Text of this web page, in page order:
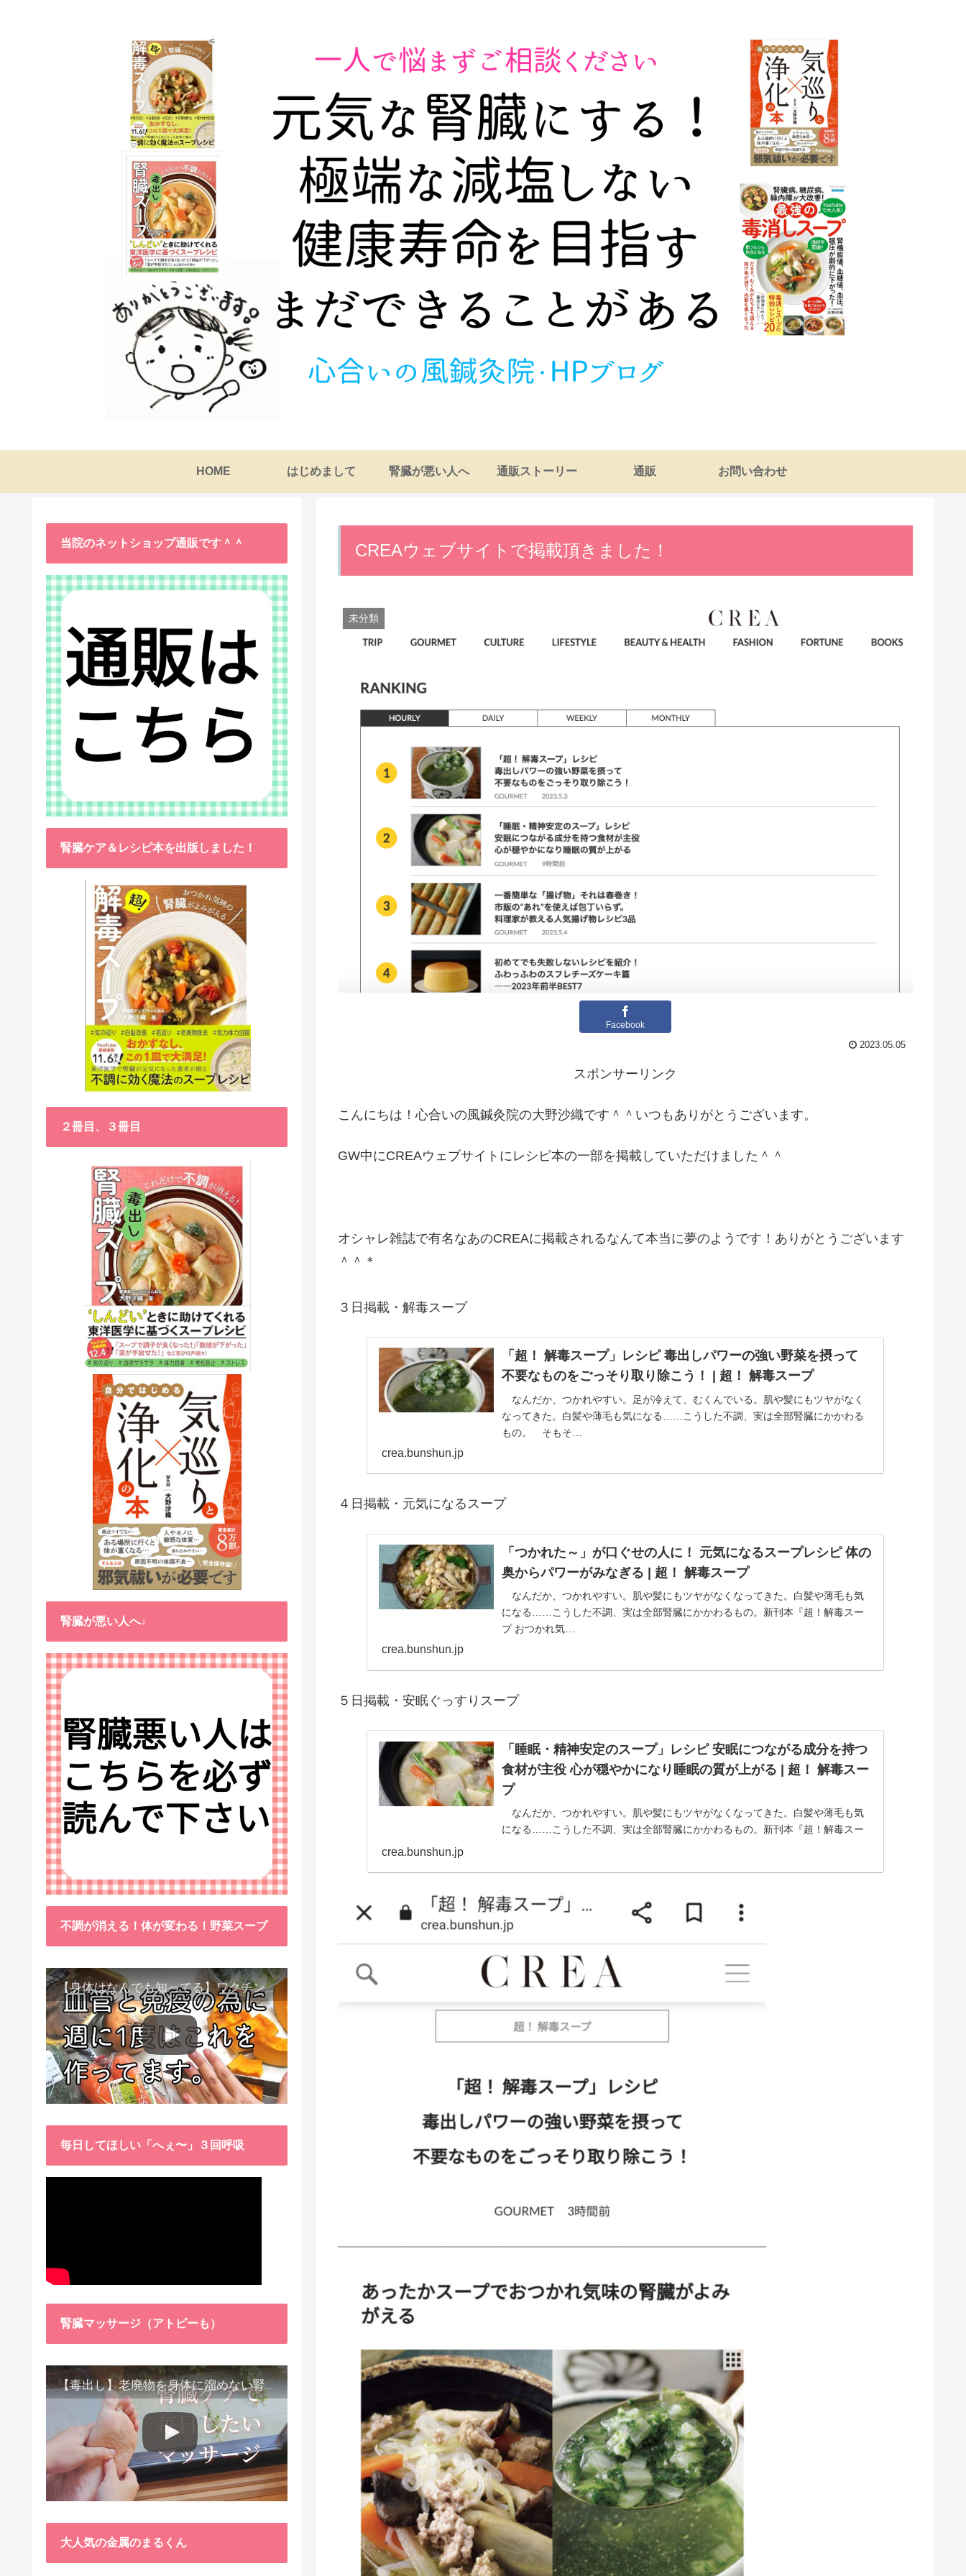
HOME はじめまして 腎臓が悪い人へ 通販ストーリー 通販 お問い合わせ
CREAウェブサイトで掲載頂きました！
未分類
Facebook
2023.05.05
スポンサーリンク
こんにちは！心合いの風鍼灸院の大野沙織です＾＾いつもありがとうございます。
GW中にCREAウェブサイトにレシピ本の一部を掲載していただけました＾＾
オシャレ雑誌で有名なあのCREAに掲載されるなんて本当に夢のようです！ありがとうございます
＾＾＊
３日掲載・解毒スープ
「超！ 解毒スープ」レシピ 毒出しパワーの強い野菜を摂って
不要なものをごっそり取り除こう！ | 超！ 解毒スープ
なんだか、つかれやすい。足が冷えて、むくんでいる。肌や髪にもツヤがなく
なってきた。白髪や薄毛も気になる……こうした不調、実は全部腎臓にかかわる
もの。 そもそ…
crea.bunshun.jp
４日掲載・元気になるスープ
「つかれた～」が口ぐせの人に！ 元気になるスープレシピ 体の
奥からパワーがみなぎる | 超！ 解毒スープ
なんだか、つかれやすい。肌や髪にもツヤがなくなってきた。白髪や薄毛も気
になる……こうした不調、実は全部腎臓にかかわるもの。新刊本『超！解毒スー
プ おつかれ気…
crea.bunshun.jp
５日掲載・安眠ぐっすりスープ
「睡眠・精神安定のスープ」レシピ 安眠につながる成分を持つ
食材が主役 心が穏やかになり睡眠の質が上がる | 超！ 解毒スー
プ
なんだか、つかれやすい。肌や髪にもツヤがなくなってきた。白髪や薄毛も気
になる……こうした不調、実は全部腎臓にかかわるもの。新刊本『超！解毒スー
crea.bunshun.jp
当院のネットショップ通販です＾＾
腎臓ケア＆レシピ本を出版しました！
２冊目、３冊目
腎臓が悪い人へ↓
不調が消える！体が変わる！野菜スープ
【身体はなんでも知ってる】ワクチン接種後、異常に食べたくなった野菜が細胞回復に貢献してくれました。
毎日してほしい「へぇ〜」３回呼吸
腎臓マッサージ（アトピーも）
【毒出し】老廃物を身体に溜めない腎臓ケア４種をご紹介します。
大人気の金属のまるくん